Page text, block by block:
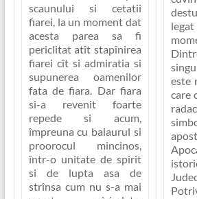
scaunului si cetatii
fiarei, la un moment dat
acesta parea sa fi
periclitat atît stapînirea
fiarei cît si admiratia si
supunerea oamenilor
fata de fiara. Dar fiara
si-a revenit foarte
repede si acum,
împreuna cu balaurul si
proorocul mincinos,
într-o unitate de spirit
si de lupta asa de
strînsa cum nu s-a mai
este
care